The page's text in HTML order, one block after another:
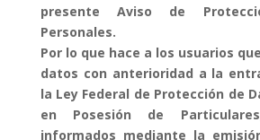
presente Aviso de
Personales.
Por lo que hace a los usuarios
datos con anterioridad a la
la Ley Federal de Protección de
en Posesión de
informados mediante la